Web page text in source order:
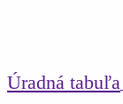
Úradná tabuľa